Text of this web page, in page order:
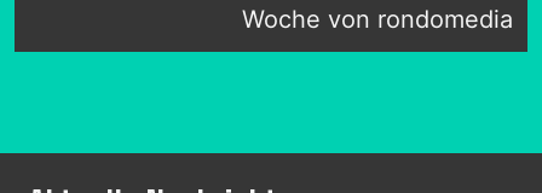
Woche von rondomedia